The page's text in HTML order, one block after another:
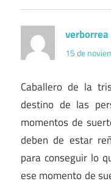
verborrea
15 de
Caballero de la
destino de las
momentos de
deben de estar
para conseguir lo
ese momento de